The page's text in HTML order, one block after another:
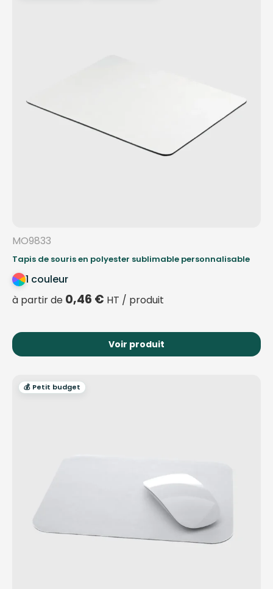
MO9833
Tapis de souris en polyester sublimable personnalisable
1 couleur
à partir de 0,46 € HT / produit
Voir produit
💰 Petit budget